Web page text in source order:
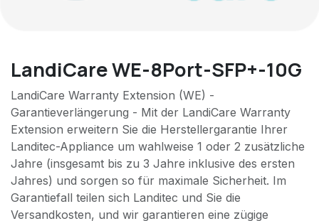
LandiCare WE-8Port-SFP+-10G
LandiCare Warranty Extension (WE) -
Garantieverlängerung - Mit der LandiCare Warranty
Extension erweitern Sie die Herstellergarantie Ihrer
Landitec-Appliance um wahlweise 1 oder 2 zusätzliche
Jahre (insgesamt bis zu 3 Jahre inklusive des ersten
Jahres) und sorgen so für maximale Sicherheit. Im
Garantiefall teilen sich Landitec und Sie die
Versandkosten, und wir garantieren eine zügige